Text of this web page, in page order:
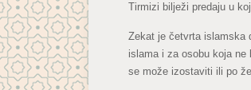
Tirmizi bilježi predaju u
Zekat je četvrta islamska
islama i za osobu koja
se može izostaviti ili po